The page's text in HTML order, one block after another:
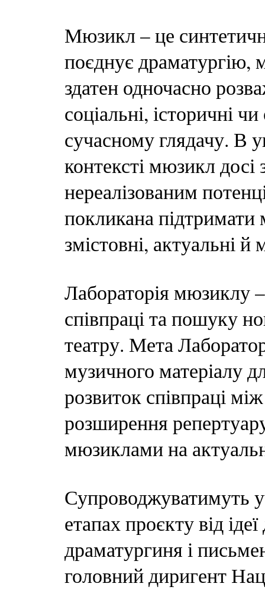
Мюзикл – це
поєднує драматургію,
здатен одночасно
соціальні, історичні
сучасному глядачу. В
контексті мюзикл
нереалізованим
покликана підтримати
змістовні, актуальні й
Лабораторія мюзиклу
співпраці та пошуку
театру. Мета
музичного матеріалу
розвиток співпраці
розширення
мюзиклами на
Супроводжуватимуть
етапах проєкту від
драматургиня і
головний диригент